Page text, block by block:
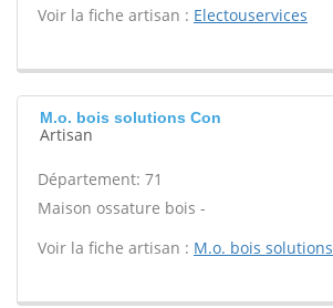
Voir la fiche artisan : Electouservices
M.o. bois solutions Con
Artisan
Département: 71
Maison ossature bois -
Voir la fiche artisan : M.o. bois solutions